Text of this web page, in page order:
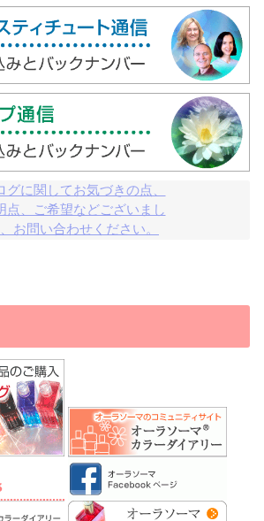
グに関してお気づきの点、
点、ご希望などございまし
お問い合わせください。